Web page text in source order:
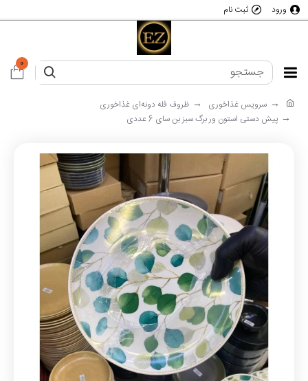
ورود ثبت نام
0
سرویس غذاخوری
ظروف فله دونه‌ای غذاخوری
پیش دستی استون ور برگ سبز بن سای 6 عددی